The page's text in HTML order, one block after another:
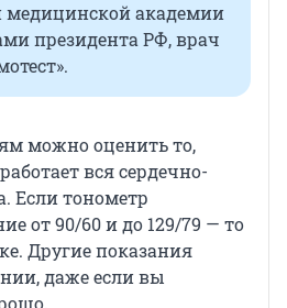
медицинской академии
президента РФ, врач
можно оценить то,
вся сердечно-
Если тонометр
от 90/60 и до 129/79 — то
Другие показания
даже если вы